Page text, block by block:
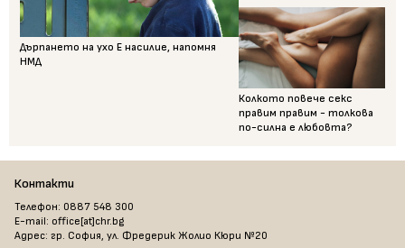
Дърпането на ухо Е насилие, напомня
НМД
Колкото повече секс
правим правим - толкова
по-силна е любовта?
Контакти
Телефон: 0887 548 300
E-mail: office[at]chr.bg
Адрес: гр. София, ул. Фредерик Жолио Кюри №20